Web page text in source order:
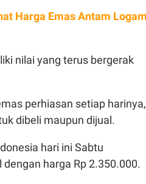
Harga Emas Antam Logam
nilai yang terus bergerak
perhiasan setiap harinya,
dibeli maupun dijual.
hari ini Sabtu
harga Rp 2.350.000.